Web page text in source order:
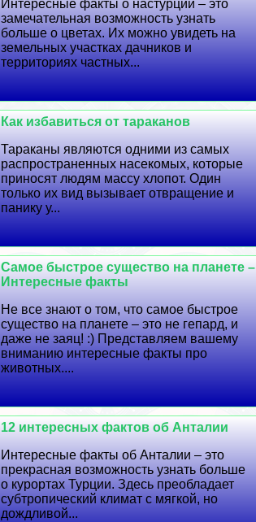
Интересные факты о настурции – это
замечательная возможность узнать
больше о цветах. Их можно увидеть на
земельных участках дачников и
территориях частных...
Как избавиться от таpaканов
Таpaканы являются одними из самых
распространенных насекомых, которые
приносят людям массу хлопот. Один
только их вид вызывает отвращение и
панику у...
Самое быстрое существо на планете –
Интересные факты
Не все знают о том, что самое быстрое
существо на планете – это не гепард, и
даже не заяц! :) Представляем вашему
вниманию интересные факты про
животных....
12 интересных фактов об Анталии
Интересные факты об Анталии – это
прекрасная возможность узнать больше
о курортах Турции. Здесь преобладает
субтропический климат с мягкой, но
дождливой...